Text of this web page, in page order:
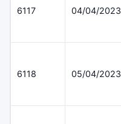
6117 04/04/2023
6118 05/04/2023